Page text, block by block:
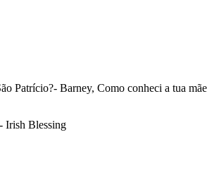
Patrício?- Barney, Como conheci a tua
Irish Blessing